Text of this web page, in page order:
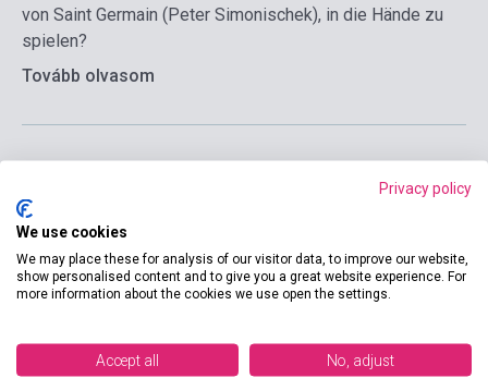
von Saint Germain (Peter Simonischek), in die Hände zu
spielen?
Tovább olvasom
Kosárba
Privacy policy
We use cookies
We may place these for analysis of our visitor data, to improve our website,
show personalised content and to give you a great website experience. For
more information about the cookies we use open the settings.
Accept all No, adjust